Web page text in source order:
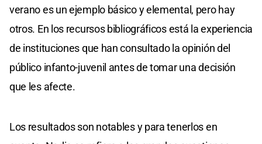
verano es un ejemplo básico y elemental, pero hay
otros. En los recursos bibliográficos está la experiencia
de instituciones que han consultado la opinión del
público infanto-juvenil antes de tomar una decisión
que les afecte.
Los resultados son notables y para tenerlos en